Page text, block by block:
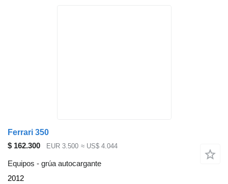
Ferrari 350
$ 162.300
EUR 3.500 ≈ US$ 4.044
Equipos - grúa autocargante
2012